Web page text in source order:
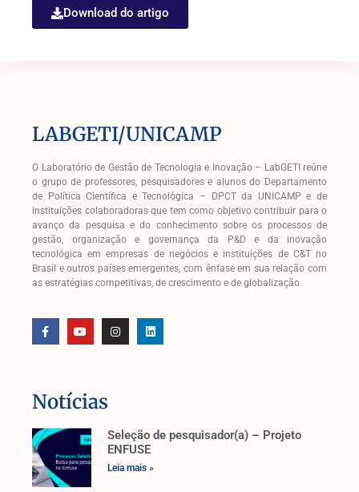
Download do artigo
LABGETI/UNICAMP
O Laboratório de Gestão de Tecnologia e Inovação – LabGETI reúne
o grupo de professores, pesquisadores e alunos do Departamento
de Política Científica e Tecnológica – DPCT da UNICAMP e de
instituições colaboradoras que tem como objetivo contribuir para o
avanço da pesquisa e do conhecimento sobre os processos de
gestão, organização e governança da P&D e da inovação
tecnológica em empresas de negócios e instituições de C&T no
Brasil e outros países emergentes, com ênfase em sua relação com
as estratégias competitivas, de crescimento e de globalização.
Notícias
Seleção de pesquisador(a) – Projeto
ENFUSE
Leia mais »